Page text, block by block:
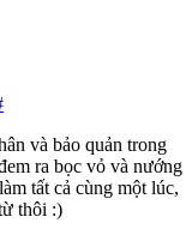
và bảo quản trong
ra bọc vỏ và nướng
tất cả cùng một lúc,
thôi :)